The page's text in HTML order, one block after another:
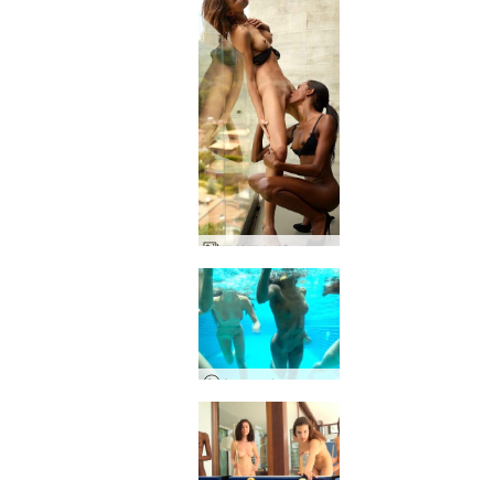
アリアとヴァレリーのアトラクション
キャンディス、エンジェリー、キキ、バレリー 四人の人魚